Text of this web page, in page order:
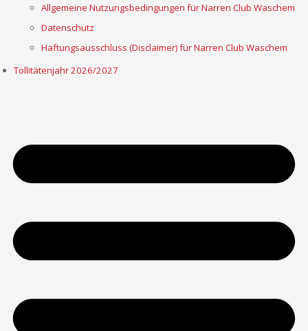
Allgemeine Nutzungsbedingungen für Narren Club Waschem
Datenschutz
Haftungsausschluss (Disclaimer) für Narren Club Waschem
Tollitätenjahr 2026/2027